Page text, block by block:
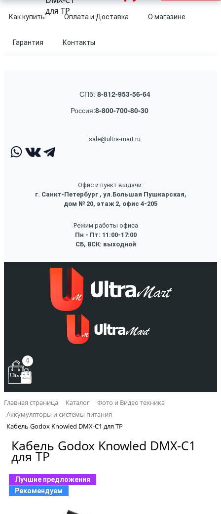
Как купить Оплата и Доставка О магазине
Гарантия Контакты
СПб: 8-812-953-56-64
Россия:8-800-700-80-30
sale@ultra-mart.ru
Офис и пункт выдачи:
г. Санкт-Петербург , ул.Большая Пушкарская,
дом № 20, этаж 2, офис 4-205
Режим работы офиса
Пн - Пт: 11:00-17:00
СБ, ВСК: выходной
0
Главная страница Каталог
Фото и Видео техника
Аккумуляторы и системы питания
Кабель Godox Knowled DMX-C1 для TP
Кабель Godox Knowled DMX-C1
для TP
Лучшие предложения
Рекомендуем
для TP